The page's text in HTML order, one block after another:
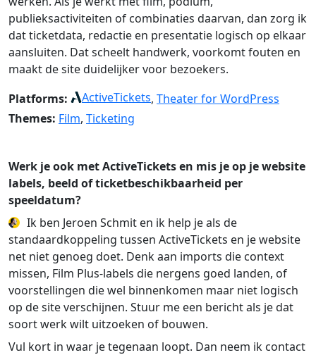
publieksactiviteiten of combinaties daarvan, dan zorg ik
dat ticketdata, redactie en presentatie logisch op elkaar
aansluiten. Dat scheelt handwerk, voorkomt fouten en
maakt de site duidelijker voor bezoekers.
Platforms:
ActiveTickets, Theater for WordPress
Themes: Film, Ticketing
Werk je ook met ActiveTickets en mis je op je website
labels, beeld of ticketbeschikbaarheid per
speeldatum?
Ik ben Jeroen Schmit en ik help je als de
standaardkoppeling tussen ActiveTickets en je website
net niet genoeg doet. Denk aan imports die context
missen, Film Plus-labels die nergens goed landen, of
voorstellingen die wel binnenkomen maar niet logisch
op de site verschijnen. Stuur me een bericht als je dat
soort werk wilt uitzoeken of bouwen.
Vul kort in waar je tegenaan loopt. Dan neem ik contact